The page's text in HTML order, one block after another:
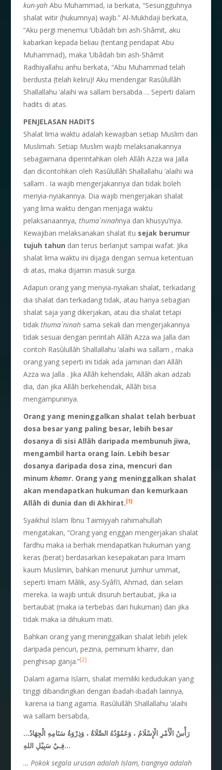
kun-yah Abu Muhammad, ia berkata, “Sesungguhnya
shalat witir (hukumnya) wajib.” Al-Mukhdaji berkata,
“Aku pergi menemui ‘Ubâdah bin ash-Shâmit, aku
kabarkan kepada beliau (tentang pendapat Abu
Muhammad), maka ‘Ubâdah bin ash-Shâmit
Radhiyallahu anhu berkata, “Abu Muhammad telah
berdusta (telah keliru)! Aku mendengar Rasûlullâh
Shallallahu ‘alaihi wa sallam bersabda…. Seperti dalam
hadits di atas.
PENJELASAN HADITS
Shalat lima waktu adalah kewajiban setiap Muslim dan
Muslimah. Setiap Muslim wajib melaksanakannya
sebagaimana diperintahkan oleh Allâh Azza wa Jalla
dan dicontohkan oleh Rasûlullâh Shallallahu ‘alaihi wa
sallam . Ia wajib mengerjakannya dan tidak boleh
menyia-nyiakannya. Dia wajib mengerjakan shalat
yang lima waktu dengan menjaga waktu
pelaksanaannya,thuma`ninahnya dan khusyu’nya.
Kewajiban melaksanakan shalat itu sejak berumur
tujuh tahun dan terus berlanjut sampai wafat. Jika
shalat lima waktu ini dijaga dengan semua ketentuan
di atas, maka dijamin masuk surga.
Adapun orang yang menyia-nyiakan shalat, terkadang
dia shalat dan terkadang tidak, atau hanya sebagian
shalat saja yang dikerjakan, atau dia shalat tetapi
tidakthuma`ninah sama sekali dan mengerjakannya
tidak sesuai dengan perintah Allâh Azza wa Jalla dan
contoh Rasûlullâh Shallallahu ‘alaihi wa sallam , maka
orang yang seperti ini tidak ada jaminan dari Allâh
Azza wa Jalla . Jika Allâh kehendaki, Allâh akan adzab
dia, dan jika Allâh berkehendak, Allâh bisa
mengampuninya.
Orang yang meninggalkan shalat telah berbuat
dosa besar yang paling besar, lebih besar
dosanya di sisi Allâh daripada membunuh jiwa,
mengambil harta orang lain. Lebih besar
dosanya daripada dosa zina, mencuri dan
minumkhamr. Orang yang meninggalkan shalat
akan mendapatkan hukuman dan kemurkaan
Allâh di dunia dan di Akhirat.[1]
Syaikhul Islam Ibnu Taimiyyah rahimahullah
mengatakan, “Orang yang enggan mengerjakan shalat
fardhu maka ia berhak mendapatkan hukuman yang
keras (berat) berdasarkan kesepakatan para Imam
kaum Muslimin, bahkan menurut Jumhur ummat,
seperti Imam Mâlik, asy-Syâfi’i, Ahmad, dan selain
mereka. Ia wajib untuk disuruh bertaubat, jika ia
bertaubat (maka ia terbebas dari hukuman) dan jika
tidak maka ia dihukum mati.
Bahkan orang yang meninggalkan shalat lebih jelek
daripada pencuri, pezina, peminum khamr, dan
penghisap ganja.”[2]
Dalam agama Islam, shalat memiliki kedudukan yang
tinggi dibandingkan dengan ibadah-ibadah lainnya,
karena ia tiang agama. Rasûlullâh Shallallahu ‘alaihi
wa sallam bersabda,
…رَأْسُ الْأَمْرِ الْإِسْلَامُ ، وَعَمُوْدُهُ الصَّلَاةُ ، وَذِرْوَةُ سَنَامِهِ الْجِهَادُ
فِـيْ سَبِيْلِ اللهِ…
… Pokok segala urusan adalah Islam, tiangnya adalah